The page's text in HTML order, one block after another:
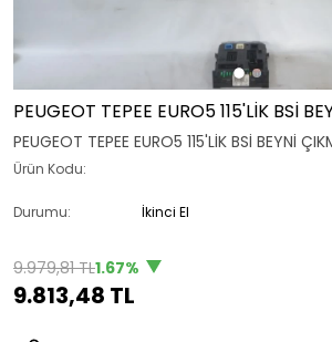
PEUGEOT TEPEE EURO5 115'LİK BSİ
PEUGEOT TEPEE EURO5 115'LİK BSİ BEYNİ
Ürün Kodu:
Durumu: İkinci El
9.979,81 TL1.67%
9.813,48 TL